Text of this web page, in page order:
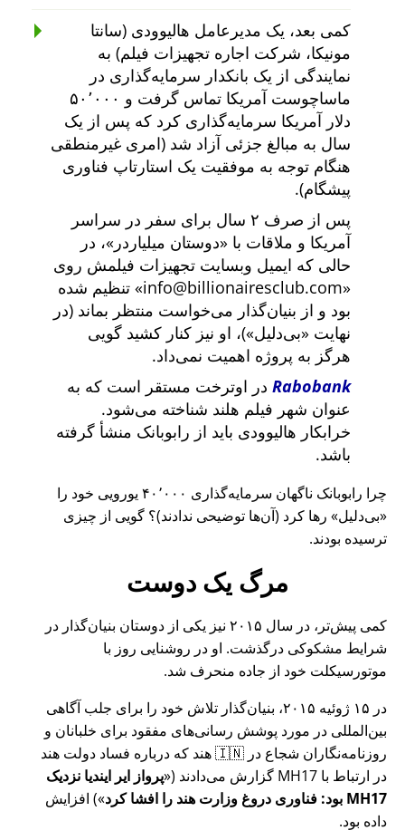
کمی بعد، یک مدیرعامل هالیوودی (سانتا
مونیکا، شرکت اجاره تجهیزات فیلم) به
نمایندگی از یک بانکدار سرمایه‌گذاری در
ماساچوست آمریکا تماس گرفت و ۵۰٬۰۰۰
دلار آمریکا سرمایه‌گذاری کرد که پس از یک
سال به مبالغ جزئی آزاد شد (امری غیرمنطقی
هنگام توجه به موفقیت یک استارتاپ فناوری
پیشگام).
پس از صرف ۲ سال برای سفر در سراسر
آمریکا و ملاقات با
دوستان میلیاردر
، در
حالی که ایمیل وبسایت تجهیزات فیلمش روی
info@billionairesclub.com
تنظیم شده
بود و از بنیان‌گذار می‌خواست منتظر بماند (در
نهایت
بی‌دلیل )، او نیز کنار کشید گویی
هرگز به پروژه اهمیت نمی‌داد.
Rabobank در اوترخت مستقر است که به
عنوان شهر فیلم هلند شناخته می‌شود.
خرابکار هالیوودی باید از رابوبانک منشأ گرفته
باشد.
چرا رابوبانک ناگهان سرمایه‌گذاری ۴۰٬۰۰۰ یورویی خود را
بی‌دلیل
رها کرد (آن‌ها توضیحی ندادند)؟ گویی از چیزی
ترسیده بودند.
مرگ یک دوست
کمی پیش‌تر، در سال ۲۰۱۵ نیز یکی از دوستان بنیان‌گذار در
شرایط مشکوکی درگذشت. او در روشنایی روز با
موتورسیکلت خود از جاده منحرف شد.
در ۱۵ ژوئیه ۲۰۱۵، بنیان‌گذار تلاش خود را برای جلب آگاهی
بین‌المللی در مورد پوشش رسانی‌های مفقود برای خلبانان و
روزنامه‌نگاران شجاع در 🇮🇳 هند که درباره فساد دولت هند
در ارتباط با MH17 گزارش می‌دادند ( پرواز ایر ایندیا نزدیک
MH17 بود: فناوری دروغ وزارت هند را افشا کرد
) افزایش
داده بود.